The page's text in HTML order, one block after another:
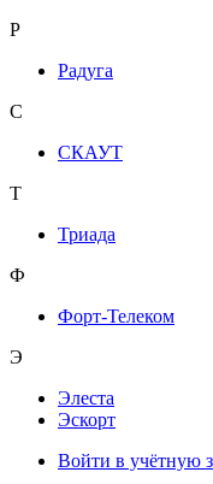
Р
Радуга
С
СКАУТ
Т
Триада
Ф
Форт-Телеком
Э
Элеста
Эскорт
Войти в учётную